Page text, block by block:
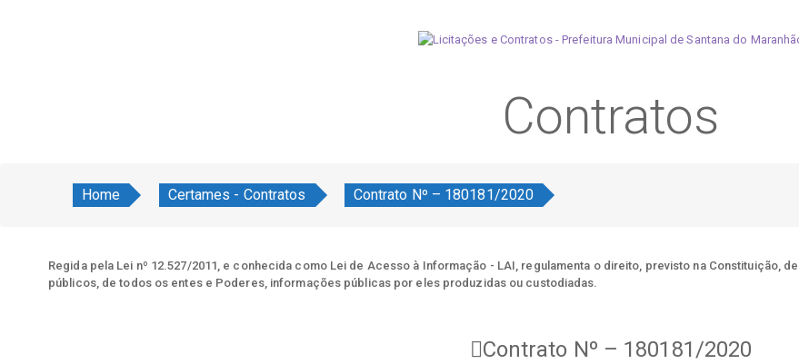
Contratos
Home Certames - Contratos Contrato Nº – 180181/2020
Regida pela Lei nº 12.527/2011, e conhecida como Lei de Acesso à Informação - LAI, regulamenta o direito, previsto na Constituição,
públicos, de todos os entes e Poderes, informações públicas por eles produzidas ou custodiadas.
Contrato Nº – 180181/2020